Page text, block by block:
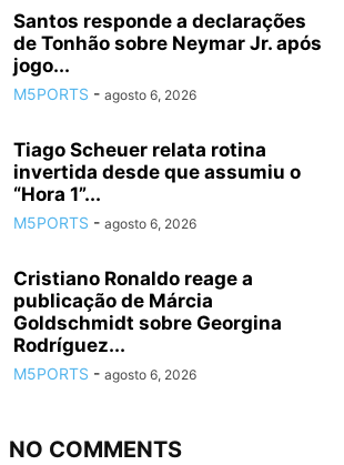
Santos responde a declarações
de Tonhão sobre Neymar Jr. após
jogo...
M5PORTS - agosto 6, 2026
Tiago Scheuer relata rotina
invertida desde que assumiu o
“Hora 1”...
M5PORTS - agosto 6, 2026
Cristiano Ronaldo reage a
publicação de Márcia
Goldschmidt sobre Georgina
Rodríguez...
M5PORTS - agosto 6, 2026
NO COMMENTS